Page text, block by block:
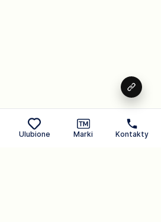
Ulubione Marki Kontakty